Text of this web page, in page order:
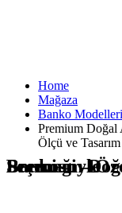
Home
Mağaza
Banko Modelleri
Premium Doğal
Ölçü ve
Premium Doğal Ahşap Bar ve Karşılama Bankosu – Özel Ölçü ve Tasarım Seçeneğiyle